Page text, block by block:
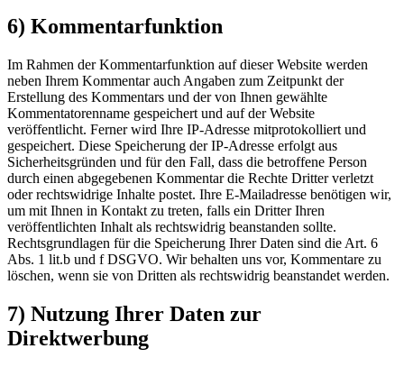
6) Kommentarfunktion
Im Rahmen der Kommentarfunktion auf dieser Website werden
neben Ihrem Kommentar auch Angaben zum Zeitpunkt der
Erstellung des Kommentars und der von Ihnen gewählte
Kommentatorenname gespeichert und auf der Website
veröffentlicht. Ferner wird Ihre IP-Adresse mitprotokolliert und
gespeichert. Diese Speicherung der IP-Adresse erfolgt aus
Sicherheitsgründen und für den Fall, dass die betroffene Person
durch einen abgegebenen Kommentar die Rechte Dritter verletzt
oder rechtswidrige Inhalte postet. Ihre E-Mailadresse benötigen wir,
um mit Ihnen in Kontakt zu treten, falls ein Dritter Ihren
veröffentlichten Inhalt als rechtswidrig beanstanden sollte.
Rechtsgrundlagen für die Speicherung Ihrer Daten sind die Art. 6
Abs. 1 lit.b und f DSGVO. Wir behalten uns vor, Kommentare zu
löschen, wenn sie von Dritten als rechtswidrig beanstandet werden.
7) Nutzung Ihrer Daten zur
Direktwerbung